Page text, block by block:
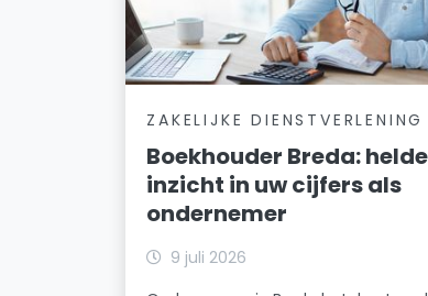
ZAKELIJKE DIENSTVERLENING
Boekhouder Breda:
inzicht in uw cijfers als
ondernemer
9 juli 2026